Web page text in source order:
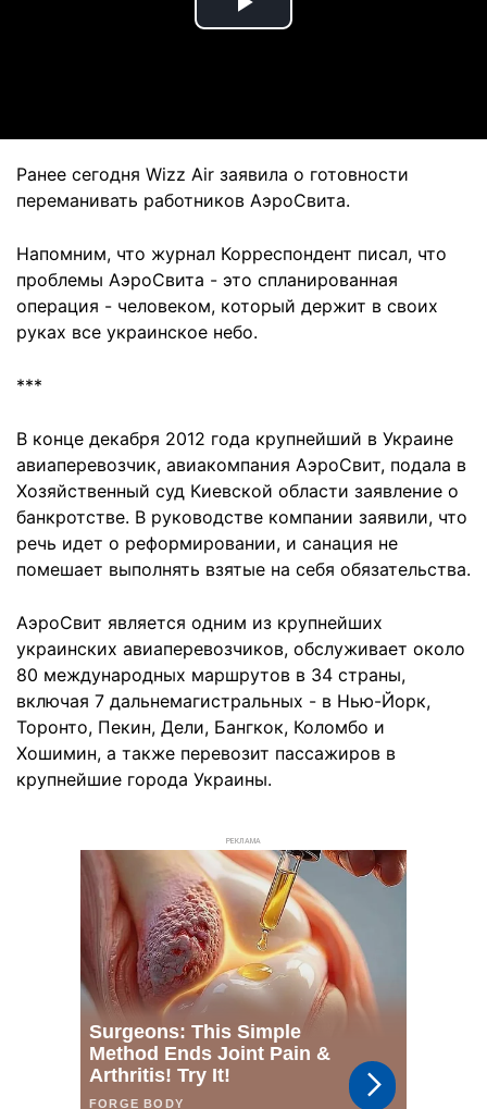
Play
Ранее сегодня Wizz Air заявила о готовности
переманивать работников АэроСвита.
Напомним, что журнал Корреспондент писал, что
проблемы АэроСвита - это спланированная
операция - человеком, который держит в своих
руках все украинское небо.
***
В конце декабря 2012 года крупнейший в Украине
авиаперевозчик, авиакомпания АэроСвит, подала в
Хозяйственный суд Киевской области заявление о
банкротстве. В руководстве компании заявили, что
речь идет о реформировании, и санация не
помешает выполнять взятые на себя обязательства.
АэроСвит является одним из крупнейших
украинских авиаперевозчиков, обслуживает около
80 международных маршрутов в 34 страны,
включая 7 дальнемагистральных - в Нью-Йорк,
Торонто, Пекин, Дели, Бангкок, Коломбо и
Хошимин, а также перевозит пассажиров в
крупнейшие города Украины.
РЕКЛАМА